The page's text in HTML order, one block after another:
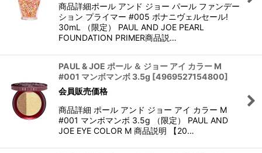
商品詳細ポール アンド ジョー パール ファンデー
ション プライマー #005 ボナニヴェルセール!
30mL （限定） PAUL AND JOE PEARL
FOUNDATION PRIMER商品説…
PAUL & JOE ポール ＆ ジョー アイ カラー M
#001 マンボマンボ 3.5g [4969527154800]
会員販売価格
商品詳細 ポール アンド ジョー アイ カラー M
#001 マンボマンボ 3.5g （限定） PAUL AND
JOE EYE COLOR M 商品説明 【20…